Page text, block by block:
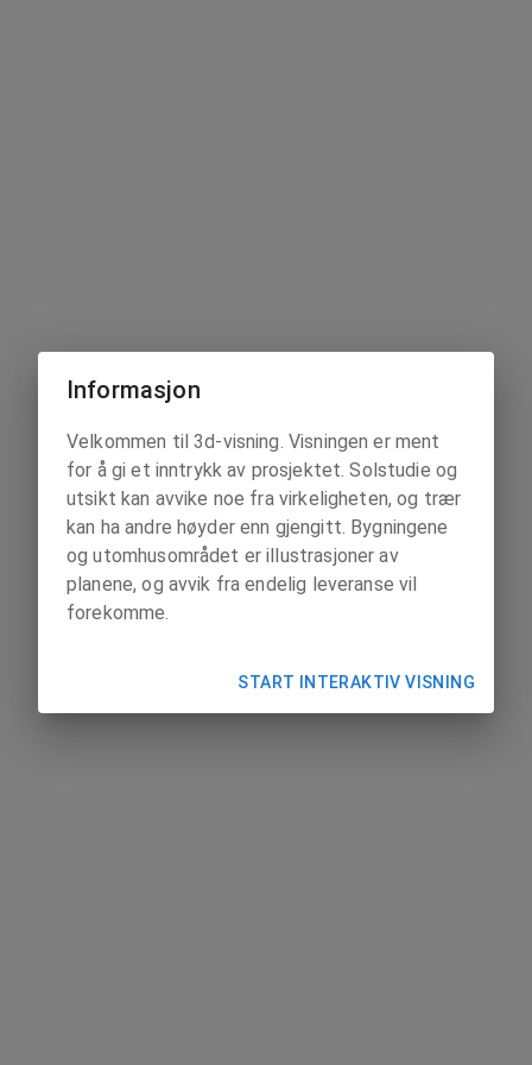
Informasjon
Velkommen til 3d-visning. Visningen er ment
for å gi et inntrykk av prosjektet. Solstudie og
utsikt kan avvike noe fra virkeligheten, og trær
kan ha andre høyder enn gjengitt. Bygningene
og utomhusområdet er illustrasjoner av
planene, og avvik fra endelig leveranse vil
forekomme.
START INTERAKTIV VISNING